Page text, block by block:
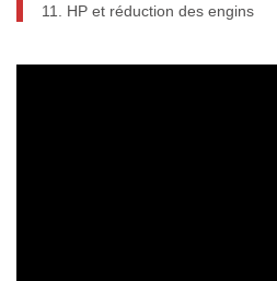
HP et réduction des engins